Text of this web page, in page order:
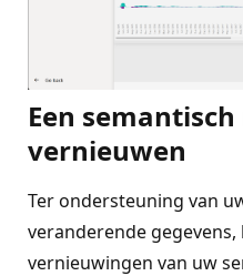
Een
vernieuwen
Ter ondersteuning van
veranderende
vernieuwingen van uw